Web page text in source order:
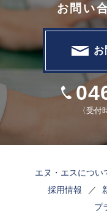
お問い
お
〈受
エヌ・エスについ
採用情報
プ